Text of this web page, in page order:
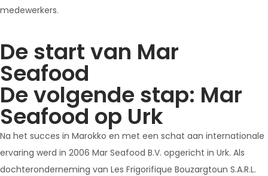
medewerkers.
De start van Mar
Seafood
De volgende stap: Mar
Seafood op Urk
Na het succes in Marokko en met een schat aan internationale
ervaring werd in 2006 Mar Seafood B.V. opgericht in Urk. Als
dochteronderneming van Les Frigorifique Bouzargtoun S.A.R.L.